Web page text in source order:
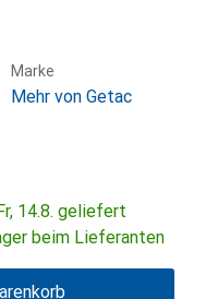
Marke
Mehr von Getac
14.8. geliefert
beim Lieferanten